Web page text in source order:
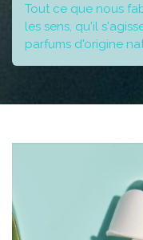
Tout ce que nous
les sens, qu'il
parfums d'origine